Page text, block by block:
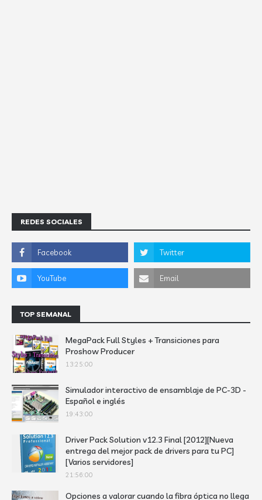
REDES SOCIALES
TOP SEMANAL
MegaPack Full Styles + Transiciones para
Proshow Producer
13:25:00
Simulador interactivo de ensamblaje de PC-3D -
Español e inglés
19:43:00
Driver Pack Solution v12.3 Final [2012][Nueva
entrega del mejor pack de drivers para tu PC]
[Varios servidores]
21:56:00
Opciones a valorar cuando la fibra óptica no llega